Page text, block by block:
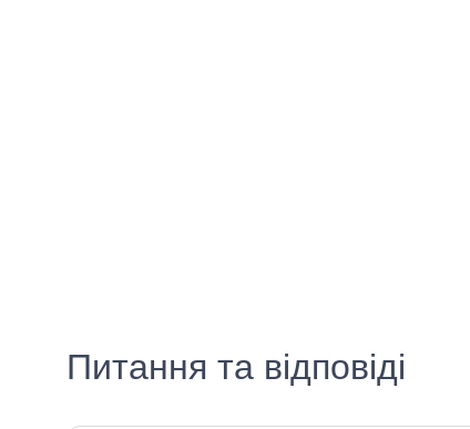
Питання та відповіді